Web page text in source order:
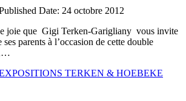
Date: 24 octobre 2012
joie que Gigi Terken-Garigliany vous invite
parents à l’occasion de cette double
TERKEN & HOEBEKE